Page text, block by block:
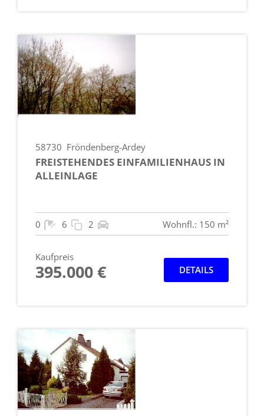
58730 Fröndenberg-Ardey
FREISTEHENDES EINFAMILIENHAUS IN
ALLEINLAGE
0 6 2 Wohnfl.: 150 m²
Kaufpreis
395.000 € DETAILS